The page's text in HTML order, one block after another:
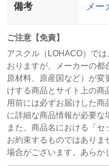
備考 メー
ご注意【免責】
アスクル（LOHACO）で
おりますが、メーカーの都
原材料、原産国など）が変
けする商品とサイト上の商
用前には必ずお届けした商
に詳細な商品情報が必要な
また、商品名における「
お約束するものではありま
場合がございます。あらか